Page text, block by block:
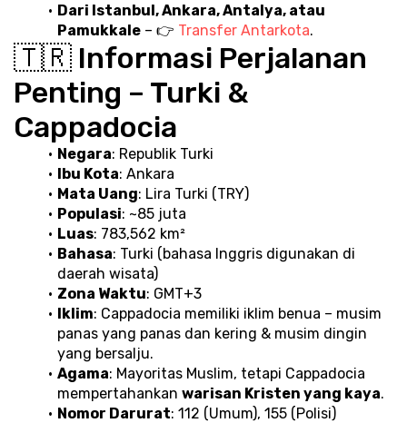
Dari Istanbul, Ankara, Antalya, atau
Pamukkale – 👉 Transfer Antarkota.
🇹🇷 Informasi Perjalanan
Penting – Turki &
Cappadocia
Negara: Republik Turki
Ibu Kota: Ankara
Mata Uang: Lira Turki (TRY)
Populasi: ~85 juta
Luas: 783,562 km²
Bahasa: Turki (bahasa Inggris digunakan di
daerah wisata)
Zona Waktu: GMT+3
Iklim: Cappadocia memiliki iklim benua – musim
panas yang panas dan kering & musim dingin
yang bersalju.
Agama: Mayoritas Muslim, tetapi Cappadocia
mempertahankan warisan Kristen yang kaya.
Nomor Darurat: 112 (Umum), 155 (Polisi)